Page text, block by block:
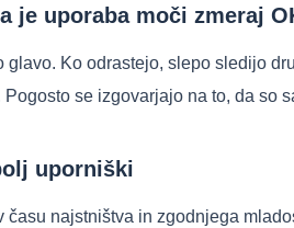
je uporaba moči zmeraj
Ko odrastejo, slepo sledijo
se izgovarjajo na to, da so
uporniški
najstništva in zgodnjega